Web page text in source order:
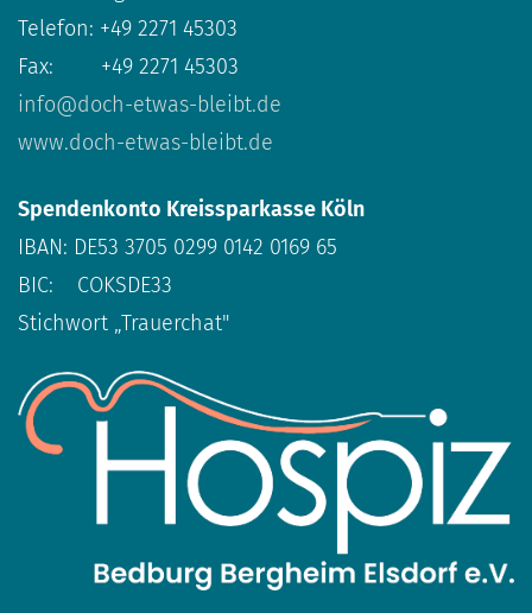
Telefon: +49 2271 45303
Fax: +49 2271 45303
info@doch-etwas-bleibt.de
www.doch-etwas-bleibt.de
Spendenkonto Kreissparkasse Köln
IBAN: DE53 3705 0299 0142 0169 65
BIC: COKSDE33
Stichwort „Trauerchat"